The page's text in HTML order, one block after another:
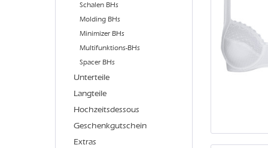
Schalen BHs
Molding BHs
Minimizer BHs
Multifunktions-BHs
Spacer BHs
Unterteile
Langteile
Hochzeitsdessous
Geschenkgutschein
Extras